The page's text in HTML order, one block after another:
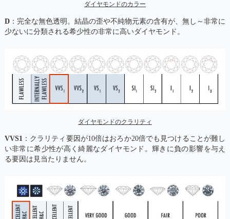
ダイヤモンドのカラー
D：完全な無色透明。結晶の歪や不純物元素の含有が、無し～非常に
少ないに分類される希少性の非常に高いダイヤモンド。
ダイヤモンドのクラリティ
VVS1：クラリティ要因が10倍はおろか20倍でも見つけることが難し
い非常に希少性が高く綺麗なダイヤモンド。輝きに負の影響を与え
る要因は見当たりません。